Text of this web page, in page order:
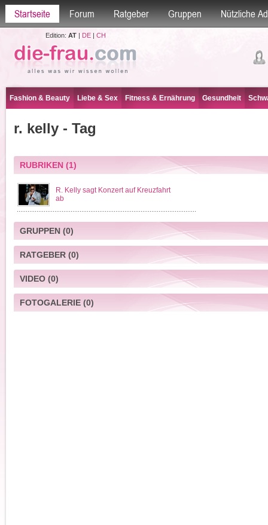
Startseite Forum Ratgeber Gruppen Nützliche
Edition: AT| DE| CH
Fashion & Beauty Liebe & Sex Fitness & Ernährung Gesundheit
r. kelly - Tag
RUBRIKEN(1)
R. Kelly sagt Konzert auf Kreuzfahrt
ab
GRUPPEN(0)
RATGEBER(0)
VIDEO(0)
FOTOGALERIE(0)